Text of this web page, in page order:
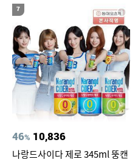
7
46% 10,836
나랑드사이다 제로 345ml 뚱캔